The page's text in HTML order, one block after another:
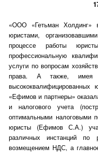
«ООО «Гетьман Холдинг»
юристами,
процессе работы
профессиональную
услуги по вопросам
права. А также, имея
«Ефимов и партнеры»
и налогового учета
оптимальными налоговыми
юристы (Ефимов С.А.)
различных инстанций по
возмещением НДС, а